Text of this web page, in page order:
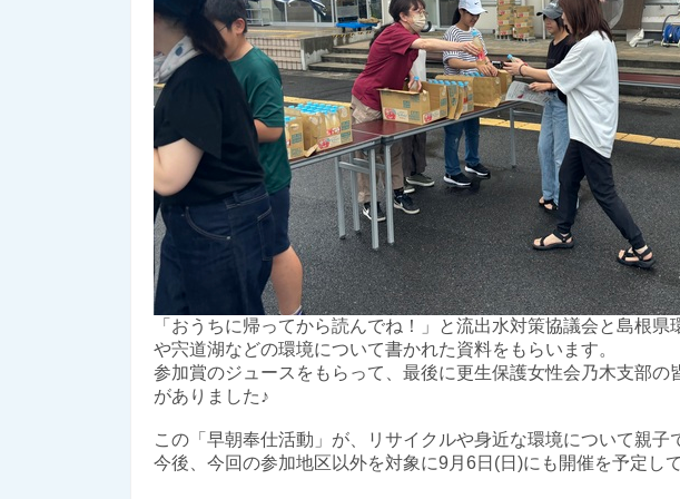
「おうちに帰ってから読んでね！」と流出水対策協議会と島根
や宍道湖などの環境について書かれた資料をもらいます。
参加賞のジュースをもらって、最後に更生保護女性会乃木支部の
がありました♪
この「早朝奉仕活動」が、 リサイクルや身近な環境について親子
今後、今回の参加地区以外を対象に9月6日(日)にも開催を予定し